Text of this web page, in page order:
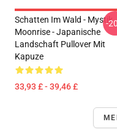
Schatten Im Wald - Mystik
Moonrise - Japanische
Landschaft Pullover Mit
Kapuze
33,93 £ - 39,46 £
-